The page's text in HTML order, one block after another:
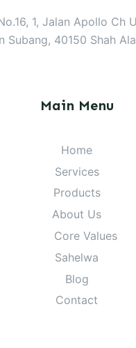
1, Jalan Apollo Ch
Subang, 40150 Shah
Main Menu
Home
Services
Products
About Us
Core Values
Sahelwa
Blog
Contact